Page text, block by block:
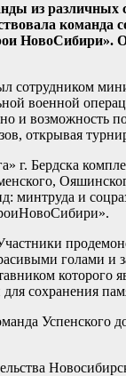
из различных
команда
НовоСибири».
военной
и возможность
открывая
г. Бердска
и
голами
которого
сохранения
Успенского